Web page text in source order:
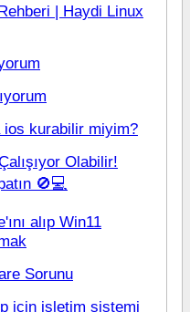
| Haydi Linux
ios kurabilir miyim?
Olabilir!
🚫💻
alıp Win11
Sorunu
için işletim sistemi